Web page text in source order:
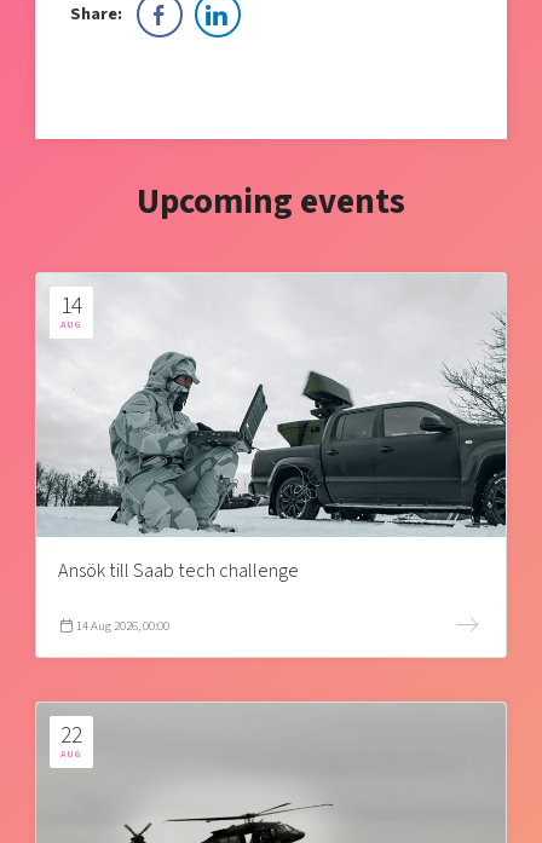
Share:
Upcoming events
14
AUG
Ansök till Saab tech challenge
14 Aug 2026, 00:00
22
AUG